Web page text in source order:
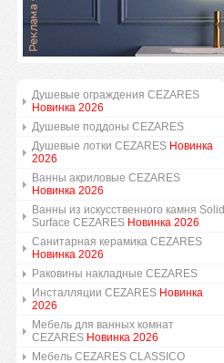
Душевые ограждения CEZARES
Новинка 2026
Душевые поддоны CEZARES
Душевые лотки CEZARES Новинка
2026
Ванны акриловые CEZARES
Новинка 2026
Ванны из искусственного камня Solid
Surface CEZARES Новинка 2026
Санитарная керамика CEZARES
Новинка 2026
Раковины накладные CEZARES
Инсталляции CEZARES Новинка
2026
Мебель для ванных комнат
CEZARES Новинка 2026
Мебель CEZARES CLASSICO